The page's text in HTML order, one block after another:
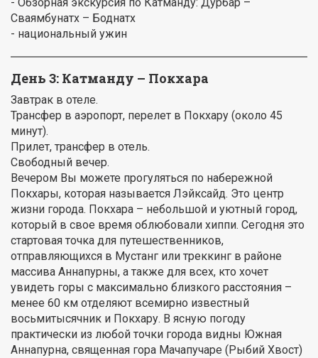
Сваямбунатх – Боднатх
- национальный ужин
День 3: Катманду – Покхара
Завтрак в отеле.
Трансфер в аэропорт, перелет в Покхару (около 45
минут).
Прилет, трансфер в отель.
Свободный вечер.
Вечером Вы можете прогуляться по набережной
Покхары, которая называется Лэйксайд. Это центр
жизни города. Покхара – небольшой и уютный город,
который в свое время облюбовали хиппи. Сегодня это
стартовая точка для путешественников,
отправляющихся в Мустанг или треккинг в районе
массива Аннапурны, а также для всех, кто хочет
увидеть горы с максимально близкого расстояния –
менее 60 км отделяют всемирно известный
восьмитысячник и Покхару. В ясную погоду
практически из любой точки города видны Южная
Аннапурна, священная гора Мачапучаре (Рыбий Хвост)